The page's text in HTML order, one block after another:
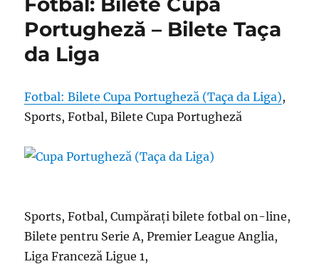
Portugheză – Bilete Taça
da Liga
Fotbal: Bilete Cupa Portugheză (Taça da Liga),
Sports, Fotbal, Bilete Cupa Portugheză
Sports, Fotbal, Cumpărați bilete fotbal on-line,
Bilete pentru Serie A, Premier League Anglia,
Liga Franceză Ligue 1,